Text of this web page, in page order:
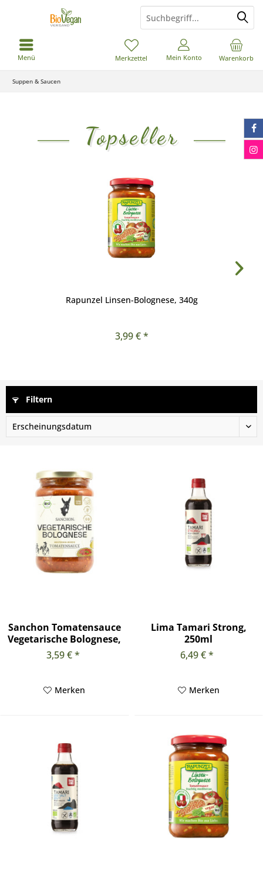
Warenkorb
Merkzettel Mein Konto
Menü
Suppen & Saucen
Topseller
Rapunzel Linsen-Bolognese, 340g
3,99 € *
Filtern
Sanchon Tomatensauce
Vegetarische Bolognese,
330g
3,59 € *
Merken
Lima Tamari Strong,
250ml
6,49 € *
Merken